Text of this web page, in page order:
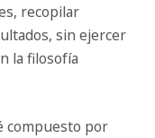
recopilar
sin ejercer
la filosofía
compuesto por